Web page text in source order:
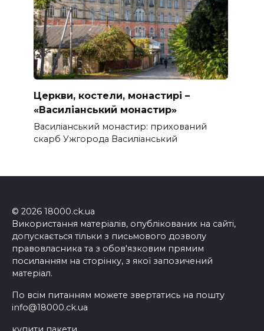
Церкви, костели, монастирі –
«Василіанський монастир»
Василіанський монастир: прихований
скарб Ужгорода Василіанський
© 2026 18000.ck.ua
Використання матеріалів, опублікованих на сайті,
допускається тільки з письмового дозволу
правовласника та з обов'язковим прямим
посиланням на сторінку, з якої запозичений
матеріал.
По всім питанням можете звертатись на пошту
info@18000.ck.ua